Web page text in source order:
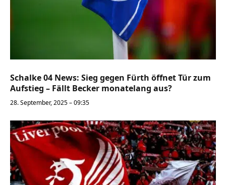
Schalke 04 News: Sieg gegen Fürth öffnet Tür zum
Aufstieg – Fällt Becker monatelang aus?
28. September, 2025 – 09:35